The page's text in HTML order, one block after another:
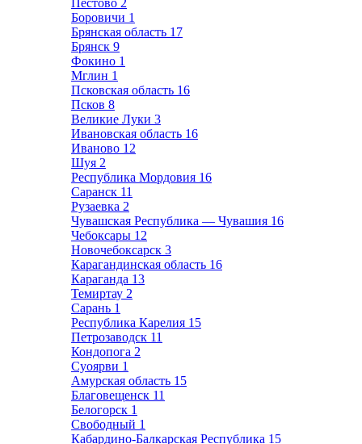
Пестово 2
Боровичи 1
Брянская область 17
Брянск 9
Фокино 1
Мглин 1
Псковская область 16
Псков 8
Великие Луки 3
Ивановская область 16
Иваново 12
Шуя 2
Республика Мордовия 16
Саранск 11
Рузаевка 2
Чувашская Республика — Чувашия 16
Чебоксары 12
Новочебоксарск 3
Карагандинская область 16
Караганда 13
Темиртау 2
Сарань 1
Республика Карелия 15
Петрозаводск 11
Кондопога 2
Суоярви 1
Амурская область 15
Благовещенск 11
Белогорск 1
Свободный 1
Кабардино-Балкарская Республика 15